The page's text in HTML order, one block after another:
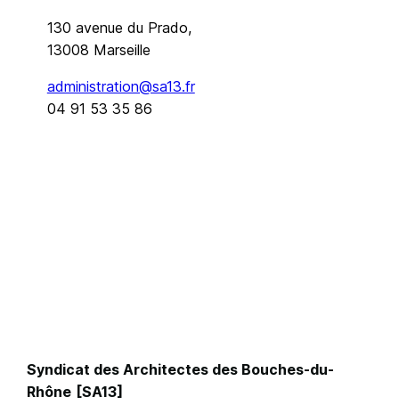
130 avenue du Prado,
13008 Marseille
administration@sa13.fr
04 91 53 35 86
Syndicat des Architectes des Bouches-du-
Rhône [SA13]